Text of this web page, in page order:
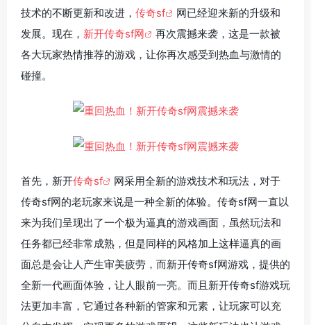
技术的不断更新和改进， 传奇sf
网已经迎来新的升级和
发展。现在， 新开传奇sf网
再次震撼来袭，这是一款被
各大玩家热情推荐的游戏，让你再次感受到热血与激情的
碰撞。
首先，新开传奇sf
网采用全新的游戏技术和玩法，对于
传奇sf网的老玩家来说是一种全新的体验。传奇sf网一直以
来为我们呈现出了一个极为逼真的游戏画面，虽然玩法和
任务都已经非常成熟，但是同样的风格加上这样逼真的画
面总是会让人产生审美疲劳，而新开传奇sf网游戏，提供的
全新一代画面体验，让人眼前一亮。而且新开传奇sf游戏玩
法更加丰富，它通过各种新的管家和元素，让玩家可以充